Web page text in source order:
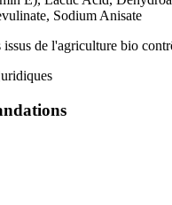
Sodium Anisate
issus de l'agriculture bio